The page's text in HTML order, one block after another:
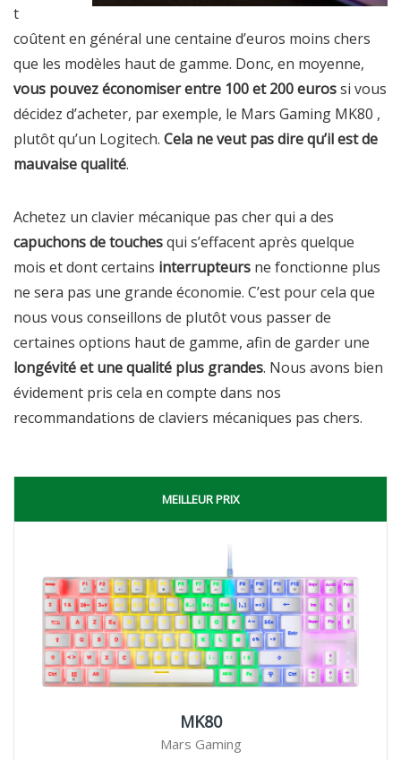
t
coûtent en général une centaine d’euros moins chers
que les modèles haut de gamme. Donc, en moyenne,
vous pouvez économiser entre 100 et 200 eurossi vous
décidez d’acheter, par exemple, le Mars Gaming MK80 ,
plutôt qu’un Logitech. Cela ne veut pas dire qu’il est de
mauvaise qualité.
Achetez un clavier mécanique pas cher qui a des
capuchons de touchesqui s’effacent après quelque
mois et dont certains interrupteurs ne fonctionne plus
ne sera pas une grande économie. C’est pour cela que
nous vous conseillons de plutôt vous passer de
certaines options haut de gamme, afin de garder une
longévité et une qualité plus grandes. Nous avons bien
évidement pris cela en compte dans nos
recommandations de claviers mécaniques pas chers.
MEILLEUR PRIX
MK80
Mars Gaming